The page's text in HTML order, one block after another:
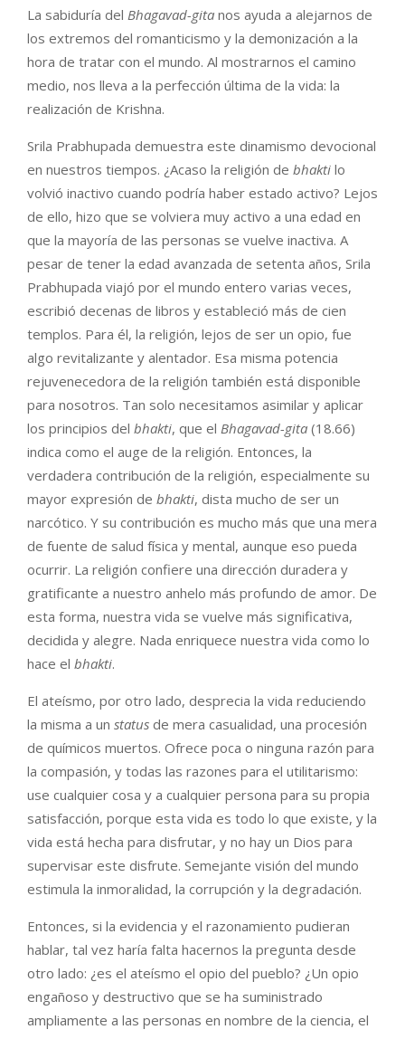
La sabiduría del Bhagavad-gita nos ayuda a alejarnos de
los extremos del romanticismo y la demonización a la
hora de tratar con el mundo. Al mostrarnos el camino
medio, nos lleva a la perfección última de la vida: la
realización de Krishna.
Srila Prabhupada demuestra este dinamismo devocional
en nuestros tiempos. ¿Acaso la religión de bhakti lo
volvió inactivo cuando podría haber estado activo? Lejos
de ello, hizo que se volviera muy activo a una edad en
que la mayoría de las personas se vuelve inactiva. A
pesar de tener la edad avanzada de setenta años, Srila
Prabhupada viajó por el mundo entero varias veces,
escribió decenas de libros y estableció más de cien
templos. Para él, la religión, lejos de ser un opio, fue
algo revitalizante y alentador. Esa misma potencia
rejuvenecedora de la religión también está disponible
para nosotros. Tan solo necesitamos asimilar y aplicar
los principios del bhakti, que el Bhagavad-gita (18.66)
indica como el auge de la religión. Entonces, la
verdadera contribución de la religión, especialmente su
mayor expresión de bhakti, dista mucho de ser un
narcótico. Y su contribución es mucho más que una mera
de fuente de salud física y mental, aunque eso pueda
ocurrir. La religión confiere una dirección duradera y
gratificante a nuestro anhelo más profundo de amor. De
esta forma, nuestra vida se vuelve más significativa,
decidida y alegre. Nada enriquece nuestra vida como lo
hace el bhakti.
El ateísmo, por otro lado, desprecia la vida reduciendo
la misma a un status de mera casualidad, una procesión
de químicos muertos. Ofrece poca o ninguna razón para
la compasión, y todas las razones para el utilitarismo:
use cualquier cosa y a cualquier persona para su propia
satisfacción, porque esta vida es todo lo que existe, y la
vida está hecha para disfrutar, y no hay un Dios para
supervisar este disfrute. Semejante visión del mundo
estimula la inmoralidad, la corrupción y la degradación.
Entonces, si la evidencia y el razonamiento pudieran
hablar, tal vez haría falta hacernos la pregunta desde
otro lado: ¿es el ateísmo el opio del pueblo? ¿Un opio
engañoso y destructivo que se ha suministrado
ampliamente a las personas en nombre de la ciencia, el